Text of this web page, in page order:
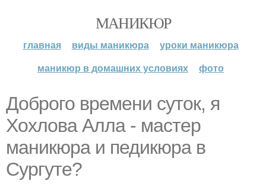
МАНИКЮР
главная виды маникюра
уроки маникюра
маникюр в домашних условиях
фото
Доброго времени суток, я
Хохлова Алла - мастер
маникюра и педикюра в
Сургуте?